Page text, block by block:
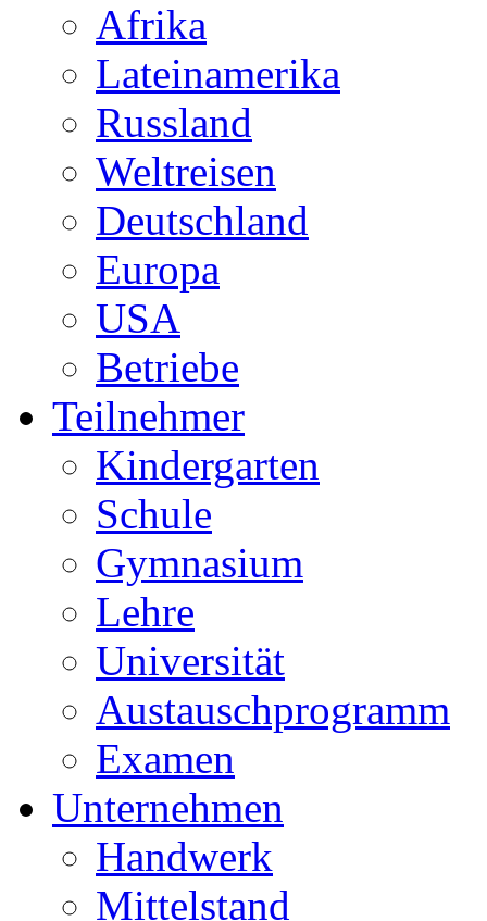
Afrika
Lateinamerika
Russland
Weltreisen
Deutschland
Europa
USA
Betriebe
Teilnehmer
Kindergarten
Schule
Gymnasium
Lehre
Universität
Austauschprogramm
Examen
Unternehmen
Handwerk
Mittelstand